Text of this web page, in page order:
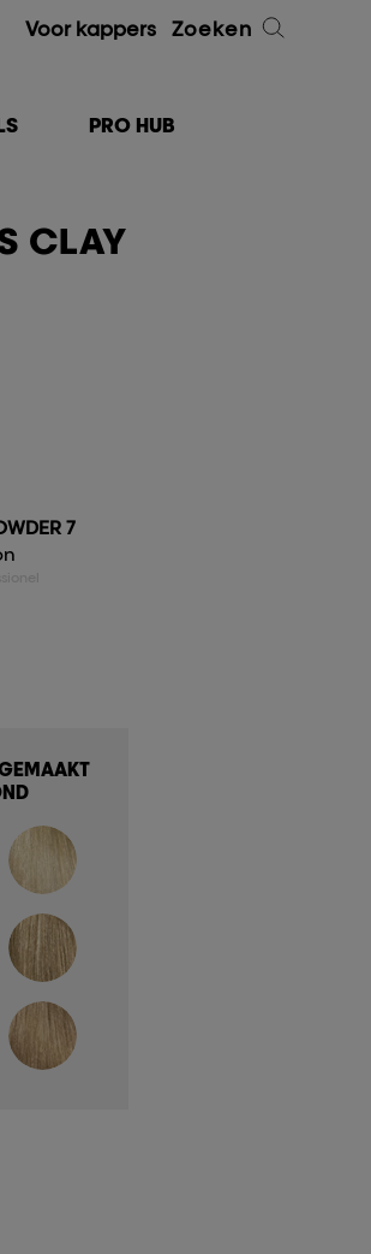
Voor kappers Zoeken
PRO HUB
CLAY
7